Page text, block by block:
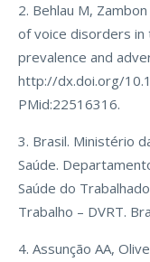
2. Behlau M,
of voice disorders in
prevalence and
http://dx.doi.org/
PMid:22516316.
3. Brasil. Ministério
Saúde.
Saúde do
Trabalho – DVRT.
4. Assunção AA,